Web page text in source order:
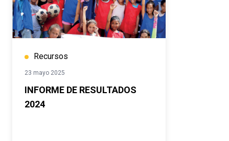
Recursos
23 mayo 2025
INFORME DE RESULTADOS
2024